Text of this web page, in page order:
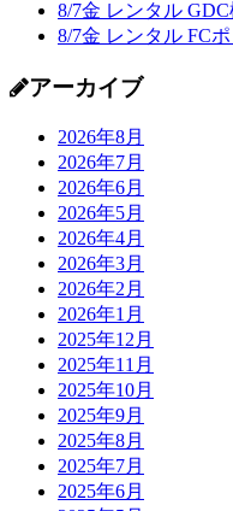
8/7金 レンタル
8/7金 レンタル FC
アーカイブ
2026年8月
2026年7月
2026年6月
2026年5月
2026年4月
2026年3月
2026年2月
2026年1月
2025年12月
2025年11月
2025年10月
2025年9月
2025年8月
2025年7月
2025年6月